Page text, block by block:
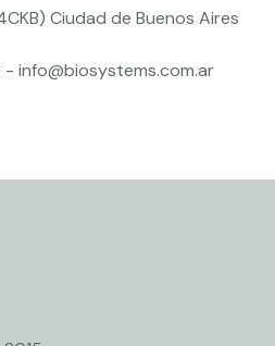
Ciudad de Buenos Aires
- info@biosystems.com.ar